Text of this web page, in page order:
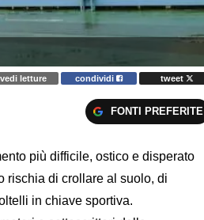
vedi letture condividi
tweet
FONTI PREFERITE
più difficile, ostico e disperato
rischia di crollare al suolo, di
in chiave sportiva.